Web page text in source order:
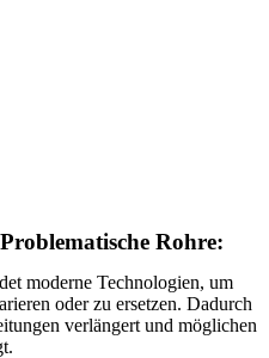
Rohre:
moderne Technologien, um
oder zu ersetzen. Dadurch
verlängert und möglichen